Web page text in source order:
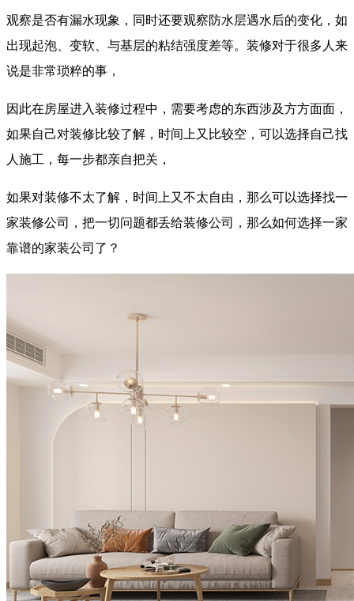
观察是否有漏水现象，同时还要观察防水层遇水后的变化，如
出现起泡、变软、与基层的粘结强度差等。装修对于很多人来
说是非常琐粹的事，
因此在房屋进入装修过程中，需要考虑的东西涉及方方面面，
如果自己对装修比较了解，时间上又比较空，可以选择自己找
人施工，每一步都亲自把关，
如果对装修不太了解，时间上又不太自由，那么可以选择找一
家装修公司，把一切问题都丢给装修公司，那么如何选择一家
靠谱的家装公司了？